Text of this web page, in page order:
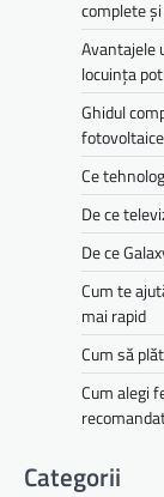
complete
Avantajele
locuința
Ghidul
fotovoltaice
Ce
De ce
De ce
Cum te
mai rapid
Cum să
Cum alegi
Categorii